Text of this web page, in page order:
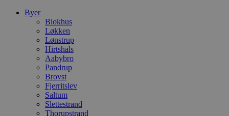
Byer
Blokhus
Løkken
Lønstrup
Hirtshals
Aabybro
Pandrup
Brovst
Fjerritslev
Saltum
Slettestrand
Thorupstrand